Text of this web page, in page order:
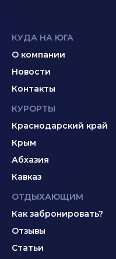
КУДА НА ЮГА
О компании
Новости
Контакты
КУРОРТЫ
Краснодарский край
Крым
Абхазия
Кавказ
ОТДЫХАЮЩИМ
Как забронировать?
Отзывы
Статьи